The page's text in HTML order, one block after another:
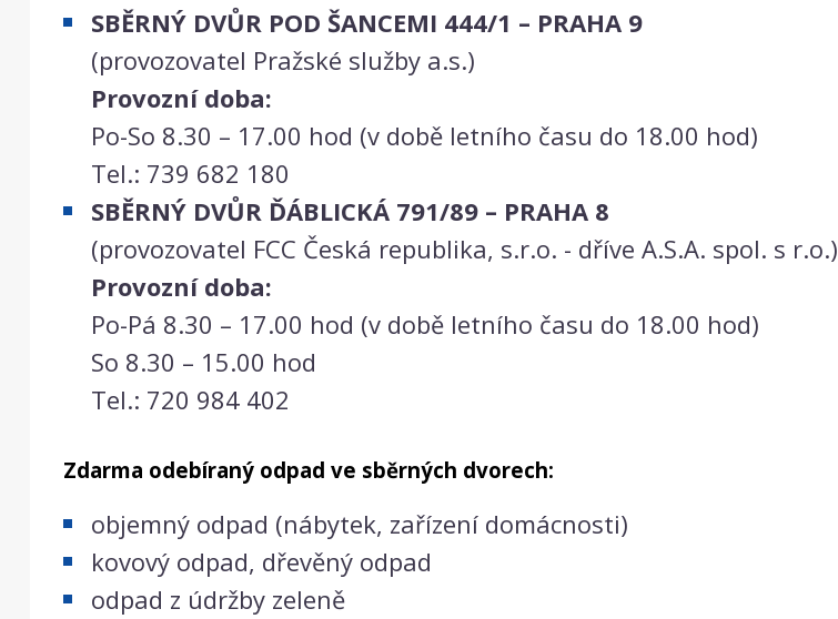
SBĚRNÝ DVŮR POD ŠANCEMI 444/1 – PRAHA 9
(provozovatel Pražské služby a.s.)
Provozní doba:
Po-So 8.30 – 17.00 hod (v době letního času do 18.00 hod)
Tel.: 739 682 180
SBĚRNÝ DVŮR ĎÁBLICKÁ 791/89 – PRAHA 8
(provozovatel FCC Česká republika, s.r.o. - dříve A.S.A. spol. s r.o.)
Provozní doba:
Po-Pá 8.30 – 17.00 hod (v době letního času do 18.00 hod)
So 8.30 – 15.00 hod
Tel.: 720 984 402
Zdarma odebíraný odpad ve sběrných dvorech:
objemný odpad (nábytek, zařízení domácnosti)
kovový odpad, dřevěný odpad
odpad z údržby zeleně